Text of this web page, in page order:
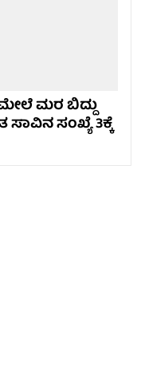
ಮರ ಬಿದ್ದು
ಸಾವಿನ ಸಂಖ್ಯೆ 3ಕ್ಕೆ